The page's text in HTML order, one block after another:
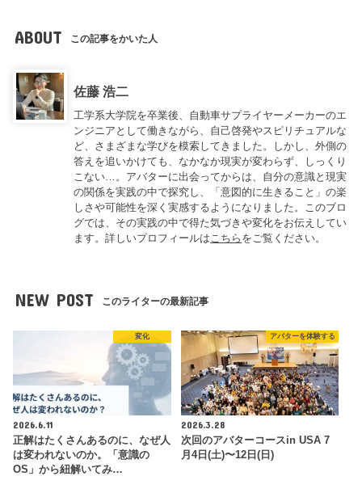
ABOUT この記事をかいた人
佐藤 浩二
工学系大学院を卒業後、自動車サプライヤーメーカーのエ
ンジニアとして働きながら、自己啓発やスピリチュアルな
ど、さまざまな学びを模索してきました。しかし、外側の
答えを追いかけても、なかなか現実が変わらず、しっくり
こない…。アバターに出会ってからは、自分の意識と現実
の関係を実践の中で探究し、「意図的に生きること」の楽
しさや可能性を深く実感するようになりました。このブロ
グでは、その実践の中で得た気づきや変化をお伝えしてい
ます。詳しいプロフィールは こちら をご覧ください。
NEW POST このライターの最新記事
変化
2026.6.11
正解はたくさんあるのに、なぜ人
は変われないのか。「意識の
OS」から紐解いてみ…
アバターを体験する
2026.3.28
次回のアバターコースin USA 7
月4日(土)〜12日(日)